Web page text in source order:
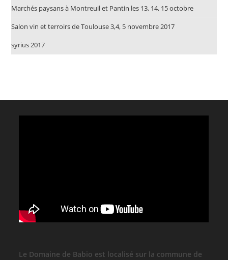
Marchés paysans à Montreuil et Pantin les 13, 14, 15 octobre
Salon vin et terroirs de Toulouse 3,4, 5 novembre 2017
syrius 2017
Le Domaine de Babio est localisé sur la commune de